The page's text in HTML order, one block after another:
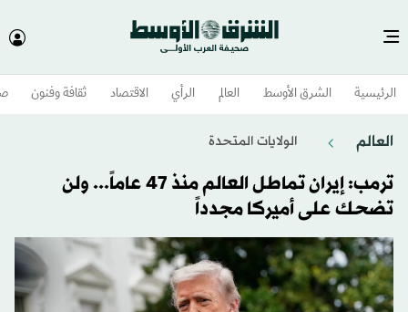
الرئيسية الشرق الأوسط​ العالم الرأي الاقتصاد ثقافة وفنون
العالم الولايات المتحدة​
ترمب: إيران تماطل العالم منذ 47 عاماً... ولن
تضحك على أميركا مجدداً